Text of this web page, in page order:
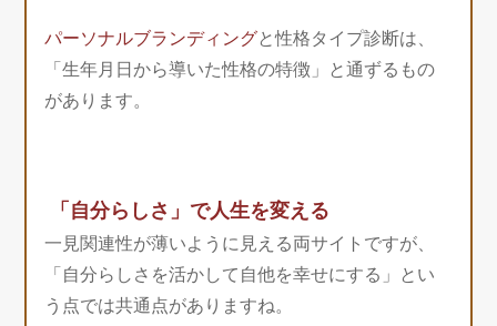
パーソナルブランディングと性格タイプ診断は、
「生年月日から導いた性格の特徴」と通ずるもの
があります。
「自分らしさ」で人生を変える
一見関連性が薄いように見える両サイトですが、
「自分らしさを活かして自他を幸せにする」とい
う点では共通点がありますね。